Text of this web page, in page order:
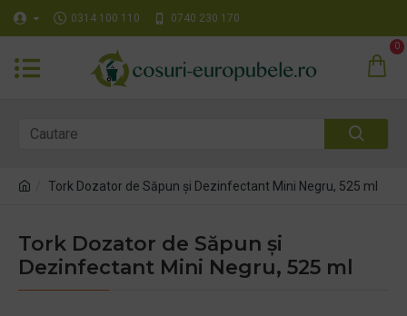
0314 100 110 0740 230 170
0
Tork Dozator de Săpun și Dezinfectant Mini Negru, 525 ml
Tork Dozator de Săpun și
Dezinfectant Mini Negru, 525 ml